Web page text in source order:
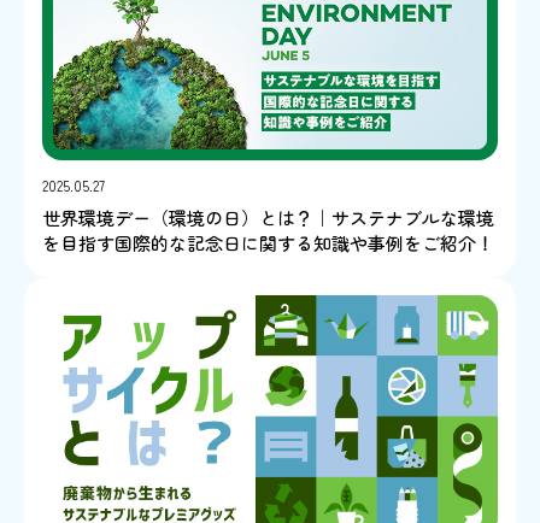
2025.05.27
世界環境デー（環境の日）とは？｜サステナブルな環境
を目指す国際的な記念日に関する知識や事例をご紹介！